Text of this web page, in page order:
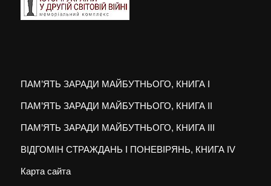
ПАМ’ЯТЬ ЗАРАДИ МАЙБУТНЬОГО, КНИГА I
ПАМ’ЯТЬ ЗАРАДИ МАЙБУТНЬОГО, КНИГА II
ПАМ’ЯТЬ ЗАРАДИ МАЙБУТНЬОГО, КНИГА III
ВІДГОМІН СТРАЖДАНЬ І ПОНЕВІРЯНЬ, КНИГА IV
Карта сайта